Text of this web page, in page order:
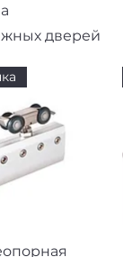
дверей
просмотр